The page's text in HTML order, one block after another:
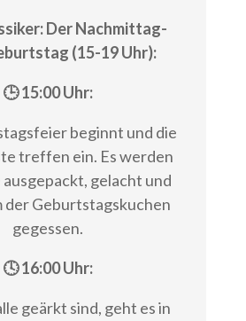
Der Nachmittag-
(15-19 Uhr):
🕒 15:00 Uhr:
beginnt und die
treffen ein. Es werden
ausgepackt, gelacht und
der Geburtstagskuchen
gegessen.
🕓 16:00 Uhr:
geärkt sind, geht es in